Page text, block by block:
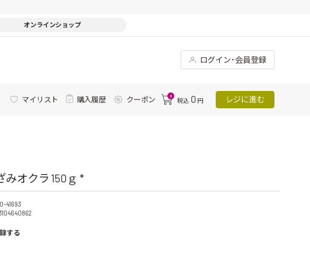
オンラインショップ
ログイン･会員登録
マイリスト 購入履歴 クーポン 0
税込 0 円 レジに進む
みオクラ 150ｇ *
41693
する